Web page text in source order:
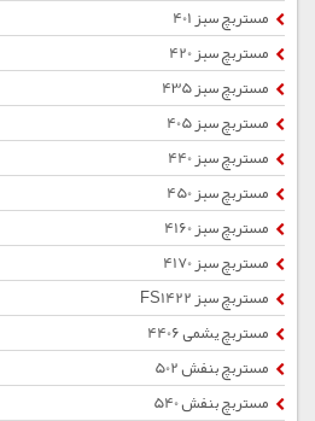
مستربچ سبز 401
مستربچ سبز 420
مستربچ سبز 435
مستربچ سبز 405
مستربچ سبز 440
مستربچ سبز 450
مستربچ سبز 4160
مستربچ سبز 4170
مستربچ سبز FS1422
مستربچ یشمی 4406
مستربچ بنفش 502
مستربچ بنفش 540